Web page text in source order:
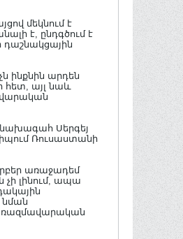
մեկնում է
է, ընդգծում է
դաշնակցային
ինքնին արդեն
հետ, այլ նաև
նախագահ Սերգեյ
Ռուսաստանի
առաջադեմ
լինում, ապա
նման
ռազմավարական